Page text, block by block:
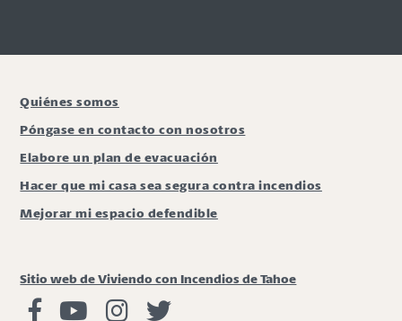
Quiénes somos
Póngase en contacto con nosotros
Elabore un plan de evacuación
Hacer que mi casa sea segura contra incendios
Mejorar mi espacio defendible
Sitio web de Viviendo con Incendios de Tahoe
Viviendo con Incendios Facebook
Vivir con fuego Youtube
Vivir con fuego Instagram